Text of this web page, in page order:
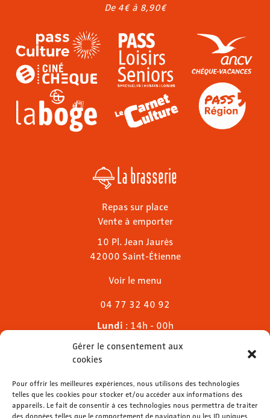
Gérer le consentement aux
cookies
Pour offrir les meilleures expériences, nous utilisons des technologies
telles que les cookies pour stocker et/ou accéder aux informations des
appareils. Le fait de consentir à ces technologies nous permettra de traiter
des données telles que le comportement de navigation ou les ID uniques
De 4€ à 8,90€
La brasserie
Repas sur place
Vente à emporter
10 Pl. Jean Jaurès
42000 Saint-Étienne
Voir le menu
04 77 32 40 92
Lundi : 14h - 00h
Mardi & mercredi
Jeudi
Dimanche: 11h - 00h